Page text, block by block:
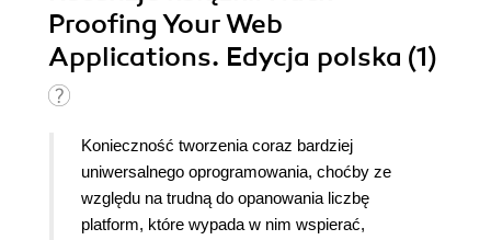
Proofing Your Web
Applications. Edycja polska (1)
Konieczność tworzenia coraz bardziej
uniwersalnego oprogramowania, choćby ze
względu na trudną do opanowania liczbę
platform, które wypada w nim wspierać,